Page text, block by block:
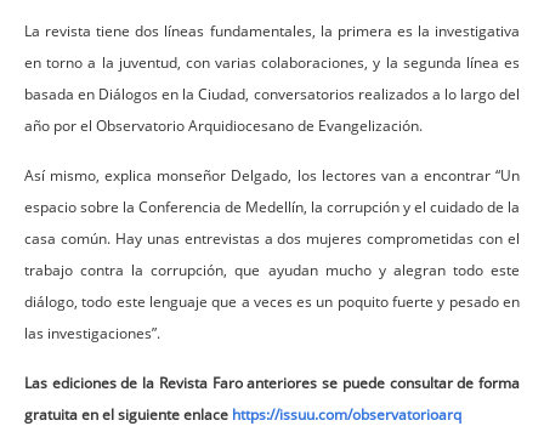
La revista tiene dos líneas fundamentales, la primera es la investigativa
en torno a la juventud, con varias colaboraciones, y la segunda línea es
basada en Diálogos en la Ciudad, conversatorios realizados a lo largo del
año por el Observatorio Arquidiocesano de Evangelización.
Así mismo, explica monseñor Delgado, los lectores van a encontrar “Un
espacio sobre la Conferencia de Medellín, la corrupción y el cuidado de la
casa común. Hay unas entrevistas a dos mujeres comprometidas con el
trabajo contra la corrupción, que ayudan mucho y alegran todo este
diálogo, todo este lenguaje que a veces es un poquito fuerte y pesado en
las investigaciones”.
Las ediciones de la Revista Faro anteriores se puede consultar de forma
gratuita en el siguiente enlace https://issuu.com/observatorioarq